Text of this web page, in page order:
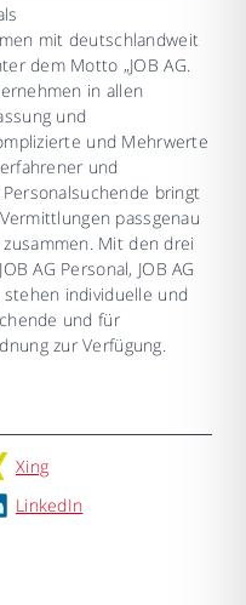
mit deutschlandweit
dem Motto „JOB AG.
in allen
und
und Mehrwerte
und
bringt
passgenau
Mit den drei
AG Personal, JOB AG
individuelle und
und für
zur Verfügung.
Xing
LinkedIn